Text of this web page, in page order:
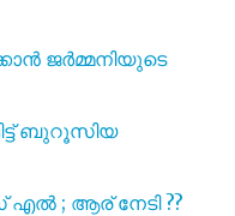
ജർമ്മനിയുടെ
ബുറൂസിയ
; ആര് നേടി ??